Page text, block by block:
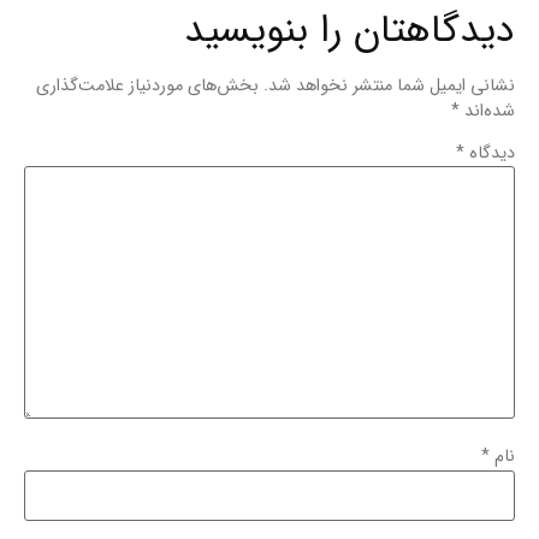
دیدگاهتان را بنویسید
نشانی ایمیل شما منتشر نخواهد شد. بخش‌های موردنیاز علامت‌گذاری
شده‌اند *
دیدگاه *
نام*